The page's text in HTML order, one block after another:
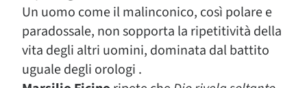
Un uomo come il malinconico, così polare e
paradossale, non sopporta la ripetitività della
vita degli altri uomini, dominata dal battito
uguale degli orologi .